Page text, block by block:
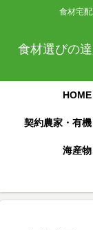
食材宅
食材選びの
HOME
契約農家・有
海産物